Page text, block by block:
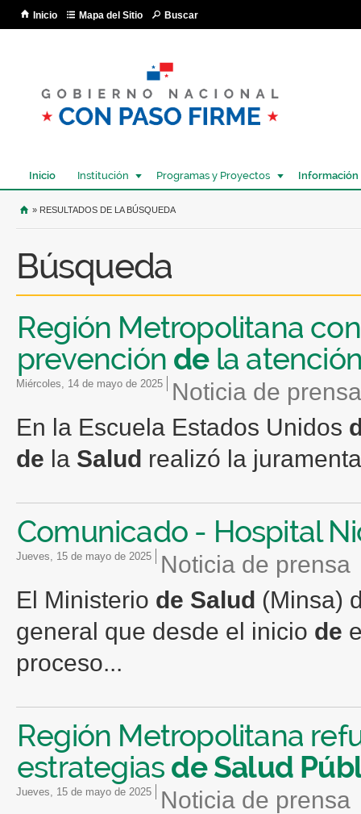
Inicio Mapa del Sitio Buscar
Inicio Institución Programas y Proyectos Información
USTED SE ENCUENTRA AQUÍ
» RESULTADOS DE LA BÚSQUEDA
Búsqueda
Región Metropolitana
prevención dela
miércoles, 14 de mayo de 2025
Noticia de prensa
En la Escuela Estados Unidos
de la Salud realizó la
Comunicado - Hospital
jueves, 15 de mayo de 2025
Noticia de prensa
El Ministerio de Salud (Minsa)
general que desde el inicio de
proceso...
Región Metropolitana
estrategias de Salud
jueves, 15 de mayo de 2025
Noticia de prensa